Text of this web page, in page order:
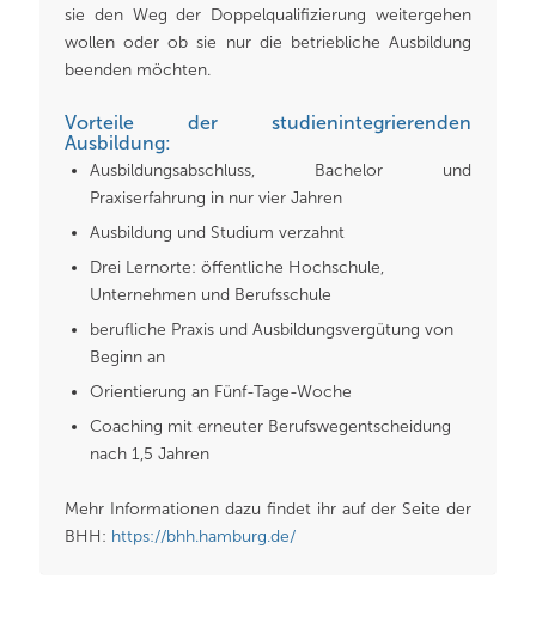
sie den Weg der Doppelqualifizierung weitergehen
wollen oder ob sie nur die betriebliche Ausbildung
beenden möchten.
Vorteile der studienintegrierenden
Ausbildung:
Ausbildungsabschluss, Bachelor und
Praxiserfahrung in nur vier Jahren
Ausbildung und Studium verzahnt
Drei Lernorte: öffentliche Hochschule,
Unternehmen und Berufsschule
berufliche Praxis und Ausbildungsvergütung von
Beginn an
Orientierung an Fünf-Tage-Woche
Coaching mit erneuter Berufswegentscheidung
nach 1,5 Jahren
Mehr Informationen dazu findet ihr auf der Seite der
BHH: https://bhh.hamburg.de/